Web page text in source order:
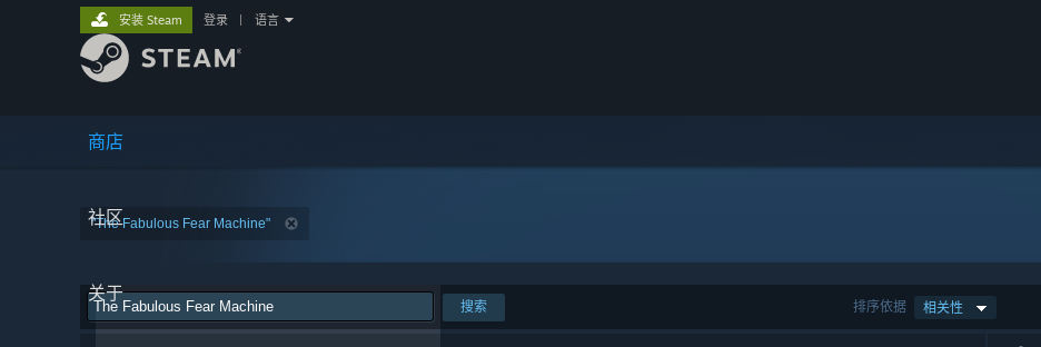
商店
社区
关于
安装 Steam 登录 语言
"The Fabulous Fear Machine"
排序依据 相关性
搜索